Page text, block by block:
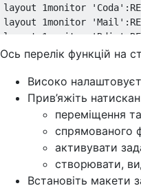
layout 1monitor
layout 1monitor
layout 1monitor
layout 1monitor
# Keyboard shortcuts for
bind l:shift;ctrl layout
bind g:shift;ctrl grid
# Auto-detect when a
default 2monitor count:2
Ось перелік функцій на
Високо
Прив’яжіть
переміщення
спрямованого
активувати
створювати,
Встановіть макети